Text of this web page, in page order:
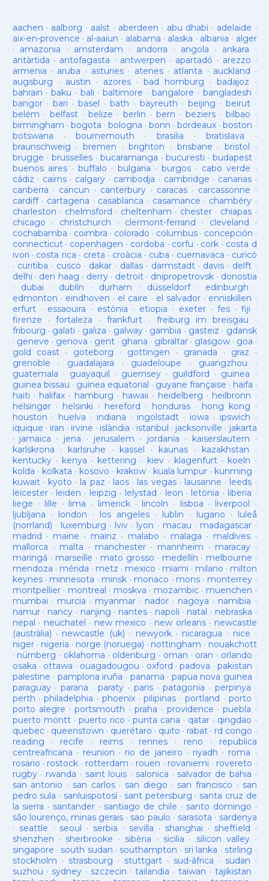
aachen · aalborg · aalst · aberdeen · abu dhabi · adelaide ·
aix-en-provence · al-aaiun · alabama · alaska · albania · alger
· amazonia · amsterdam · andorra · angola · ankara ·
antàrtida · antofagasta · antwerpen · apartadó · arezzo ·
armenia · aruba · asturies· atenes· atlanta · auckland ·
augsburg · austin · azores·bad homburg ·badajoz ·
bahrain ·baku · bali ·baltimore ·bangalore · bangladesh ·
bangor· bari ·basel ·bath · bayreuth ·beijing ·beirut ·
belém · belfast· belize · berlin ·bern ·beziers ·bilbao ·
birmingham · bogota · bologna ·bonn ·bordeaux ·boston ·
botswana · bournemouth ·brasilia ·bratislava ·
braunschweig · bremen ·brighton · brisbane · bristol ·
brugge · brusselles· bucaramanga · bucuresti · budapest·
buenos aires· buffalo · bulgaria · burgos· cabo verde ·
cádiz · cairns· calgary · cambodja · cambridge · canarias·
canberra · cancun · canterbury · caracas · carcassonne ·
cardiff· cartagena · casablanca · casamance · chambéry·
charleston · chelmsford · cheltenham · chester· chiapas ·
chicago · christchurch · clermont-ferrand · cleveland ·
cochabamba · coimbra · colorado · columbus· concepción ·
connecticut· copenhagen · cordoba · corfu · cork · costa d
ivori · costa rica · creta · croàcia · cuba · cuernavaca · curicó
· curitiba · cusco · dakar · dallas · darmstadt· davis · delft ·
delhi · den haag · derry· detroit· dnipropetrovsk· donostia
· dubai · dublín · durham · düsseldorf· edinburgh ·
edmonton · eindhoven · el caire · el salvador · enniskillen ·
erfurt· essaouira · estònia · etiopia · exeter· fes· fiji ·
firenze ·fortaleza · frankfurt· freiburg im breisgau ·
fribourg · galati · galiza · galway· gambia · gasteiz · gdansk
· geneve · genova · gent· ghana · gibraltar· glasgow· goa ·
gold coast · goteborg · gottingen · granada · graz ·
grenoble · guadalajara · guadeloupe · guangzhou ·
guatemala · guayaquil · guernsey· guildford · guinea ·
guinea bissau · guinea equatorial · guyane française · haifa ·
haiti · halifax · hamburg · hawaii · heidelberg · heilbronn ·
helsingør· helsinki · hereford · honduras· hong kong ·
houston · huelva · indiana · ingolstadt· iowa · ipswich ·
iquique · iran · irvine · islàndia · istanbul · jacksonville · jakarta
· jamaica · jena · jerusalem · jordania · kaiserslautern ·
karlskrona · karlsruhe · kassel · kaunas· kazakhstan ·
kentucky· kenya · kettering · kiev· klagenfurt · koeln ·
kolda · kolkata · kosovo · krakow· kuala lumpur · kunming ·
kuwait· kyoto · la paz · laos· las vegas· lausanne · leeds ·
leicester· leiden · leipzig · lelystad · leon · letònia · liberia ·
liege · lille · lima · limerick· lincoln · lisboa · liverpool ·
ljubljana · london · los angeles· lublin · lugano · luleå
(norrland) · luxemburg · lviv · lyon · macau · madagascar·
madrid · maine · mainz · malabo · malaga · maldives·
mallorca · malta · manchester· mannheim · maracay·
maringá · marseille · mato grosso · medellín · melbourne ·
mendoza · mérida · metz · mexico · miami · milano · milton
keynes· minnesota · minsk · monaco · mons · monterrey ·
montpellier· montreal · moskva · mozambic· muenchen ·
mumbai · murcia · myanmar· nador · nagoya · namibia ·
namur· nancy · nanjing · nantes · napoli · natal · nebraska ·
nepal · neuchatel · new mexico · new orleans· newcastle
(austràlia) · newcastle (uk) · newyork· nicaragua · nice ·
niger· nigeria · norge (noruega) · nottingham · nouakchott
· nürnberg · oklahoma · oldenburg · oman · oran · orlando ·
osaka · ottawa · ouagadougou · oxford ·padova ·pakistan ·
palestine · pamplona iruña · panama · papua nova guinea ·
paraguay· parana ·paraty · paris·patagonia · perpinya ·
perth ·philadelphia · phoenix·pilipinas ·portland · porto ·
porto alegre ·portsmouth ·praha · providence ·puebla ·
puerto montt· puerto rico ·punta cana · qatar · qingdao ·
quebec· queenstown · querétaro · quito · rabat · rd congo ·
reading · recife · reims· rennes · reno · republica
centreafricana · reunion · rio de janeiro · riyadh · roma ·
rosario · rostock · rotterdam · rouen · rovaniemi · rovereto ·
rugby· rwanda · saint louis · salonica · salvador de bahia ·
san antonio · san carlos· san diego · san francisco · san
pedro sula · sanluispotosí· sant petersburg · santa cruz de
la sierra · santander · santiago de chile · santo domingo ·
são lourenço, minas gerais · sao paulo · sarasota · sardenya
· seattle · seoul · serbia · sevilla · shanghai · sheffield ·
shenzhen · sherbrooke · sibèria · sicilia · silicon valley ·
singapore · south sudan · southampton · sri lanka · stirling ·
stockholm · strasbourg · stuttgart· sud-âfrica · sudan ·
suzhou · sydney · szczecin ·tailandia ·taiwan · tajikistan ·